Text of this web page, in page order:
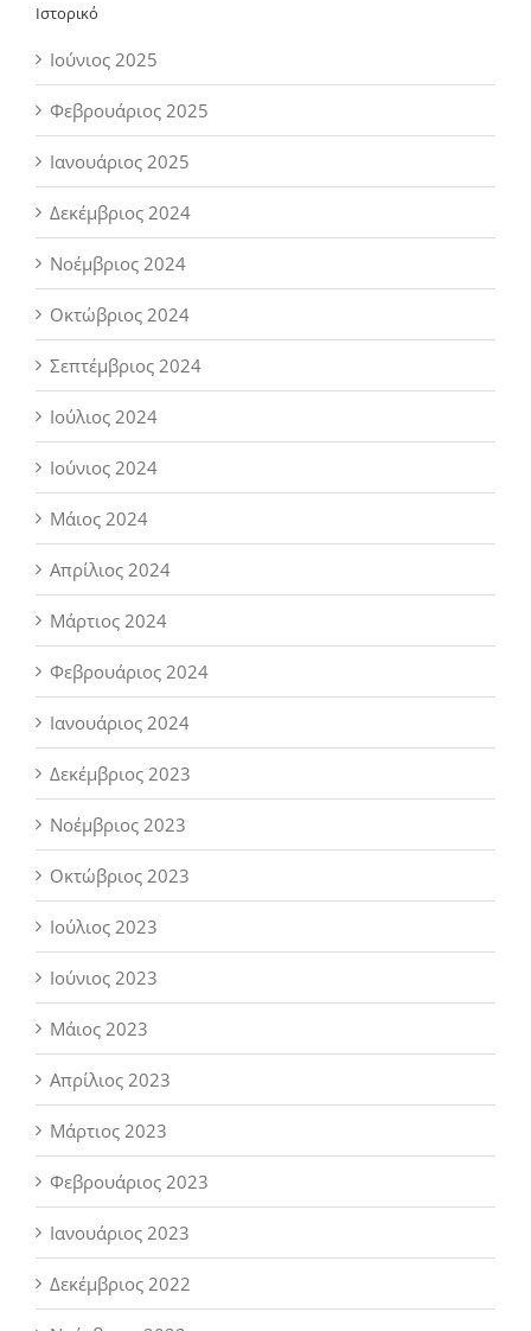
Ιστορικό
Ιούνιος 2025
Φεβρουάριος 2025
Ιανουάριος 2025
Δεκέμβριος 2024
Νοέμβριος 2024
Οκτώβριος 2024
Σεπτέμβριος 2024
Ιούλιος 2024
Ιούνιος 2024
Μάιος 2024
Απρίλιος 2024
Μάρτιος 2024
Φεβρουάριος 2024
Ιανουάριος 2024
Δεκέμβριος 2023
Νοέμβριος 2023
Οκτώβριος 2023
Ιούλιος 2023
Ιούνιος 2023
Μάιος 2023
Απρίλιος 2023
Μάρτιος 2023
Φεβρουάριος 2023
Ιανουάριος 2023
Δεκέμβριος 2022